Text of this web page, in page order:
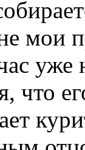
мои
что